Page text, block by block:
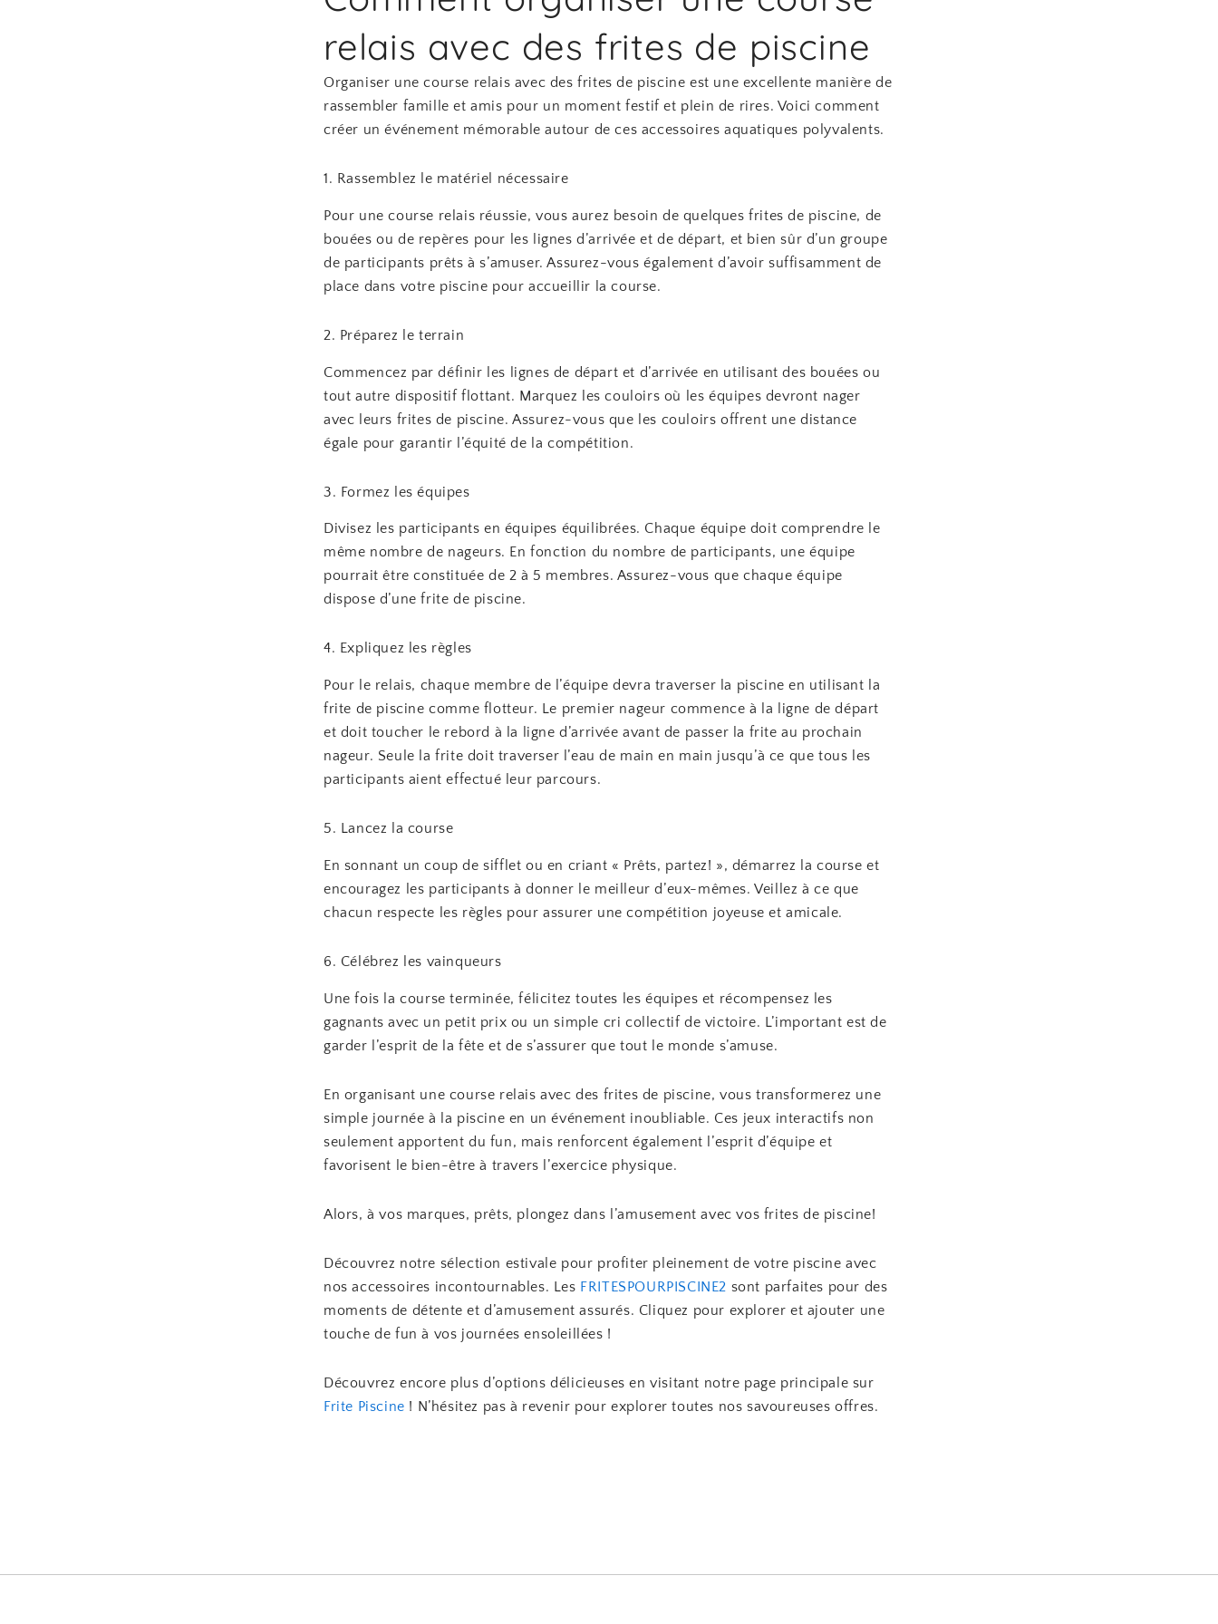
relais avec des frites de piscine
Organiser une course relais avec des frites de piscine est une excellente manière de
rassembler famille et amis pour un moment festif et plein de rires. Voici comment
créer un événement mémorable autour de ces accessoires aquatiques polyvalents.
1. Rassemblez le matériel nécessaire
Pour une course relais réussie, vous aurez besoin de quelques frites de piscine, de
bouées ou de repères pour les lignes d’arrivée et de départ, et bien sûr d’un groupe
de participants prêts à s’amuser. Assurez-vous également d’avoir suffisamment de
place dans votre piscine pour accueillir la course.
2. Préparez le terrain
Commencez par définir les lignes de départ et d’arrivée en utilisant des bouées ou
tout autre dispositif flottant. Marquez les couloirs où les équipes devront nager
avec leurs frites de piscine. Assurez-vous que les couloirs offrent une distance
égale pour garantir l’équité de la compétition.
3. Formez les équipes
Divisez les participants en équipes équilibrées. Chaque équipe doit comprendre le
même nombre de nageurs. En fonction du nombre de participants, une équipe
pourrait être constituée de 2 à 5 membres. Assurez-vous que chaque équipe
dispose d’une frite de piscine.
4. Expliquez les règles
Pour le relais, chaque membre de l’équipe devra traverser la piscine en utilisant la
frite de piscine comme flotteur. Le premier nageur commence à la ligne de départ
et doit toucher le rebord à la ligne d’arrivée avant de passer la frite au prochain
nageur. Seule la frite doit traverser l’eau de main en main jusqu’à ce que tous les
participants aient effectué leur parcours.
5. Lancez la course
En sonnant un coup de sifflet ou en criant « Prêts, partez! », démarrez la course et
encouragez les participants à donner le meilleur d’eux-mêmes. Veillez à ce que
chacun respecte les règles pour assurer une compétition joyeuse et amicale.
6. Célébrez les vainqueurs
Une fois la course terminée, félicitez toutes les équipes et récompensez les
gagnants avec un petit prix ou un simple cri collectif de victoire. L’important est de
garder l’esprit de la fête et de s’assurer que tout le monde s’amuse.
En organisant une course relais avec des frites de piscine, vous transformerez une
simple journée à la piscine en un événement inoubliable. Ces jeux interactifs non
seulement apportent du fun, mais renforcent également l’esprit d’équipe et
favorisent le bien-être à travers l’exercice physique.
Alors, à vos marques, prêts, plongez dans l’amusement avec vos frites de piscine!
Découvrez notre sélection estivale pour profiter pleinement de votre piscine avec
nos accessoires incontournables. Les FRITESPOURPISCINE2 sont parfaites pour des
moments de détente et d’amusement assurés. Cliquez pour explorer et ajouter une
touche de fun à vos journées ensoleillées !
Découvrez encore plus d’options délicieuses en visitant notre page principale sur
Frite Piscine ! N’hésitez pas à revenir pour explorer toutes nos savoureuses offres.